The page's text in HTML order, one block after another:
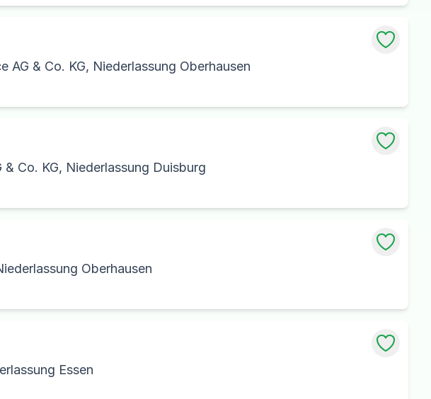
AG & Co. KG, Niederlassung Oberhausen
& Co. KG, Niederlassung Duisburg
Oberhausen
Essen